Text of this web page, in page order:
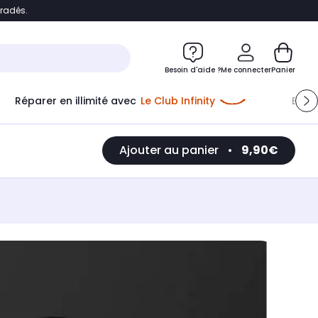
Accéder directement au chatbot
Besoin d'aide ?Me connecter
Me connecter
Nouveau client Créer mon compte
ou me connecter avec
Panier
Réparer en illimité avec Le Club Infinity
Ajouter au panier • 9,90€